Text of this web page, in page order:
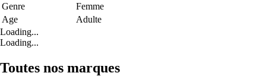
Genre
Femme
Age
Adulte
Loading...
Loading...
Toutes nos marques